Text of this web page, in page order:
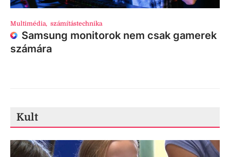
Multimédia, számítástechnika
Samsung monitorok nem csak gamerek
számára
Kult